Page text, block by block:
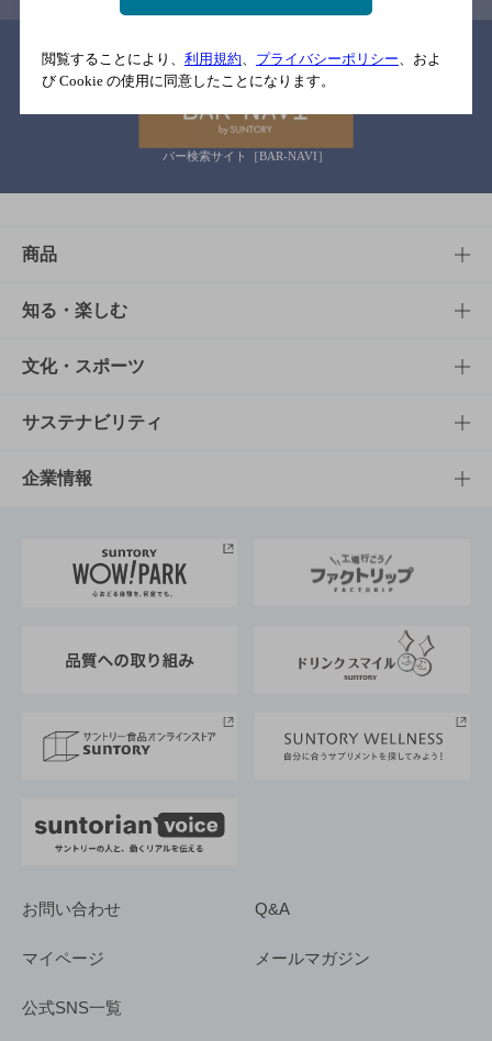
関連リンク
バー検索サイト［BAR-NAVI］
商品
商品TOP
商品一覧
商品発売情報
栄養成分一覧
知る・楽しむ
知る・楽しむTOP
キャンペーン
工場見学
地域情報
文化・スポーツ
文化・スポーツTOP
サントリーホール
サントリーサンバーズ大阪
サステナビリティ
サステナビリティTOP
サントリーが考えるサステナビリティ経営
企業情報
企業概要
採用情報
お問い合わせ Q&A
マイページ メールマガジン
公式SNS一覧
閲覧することにより、 利用規約、 プライバシーポリシー、およ
び Cookie の使用に同意したことになります。